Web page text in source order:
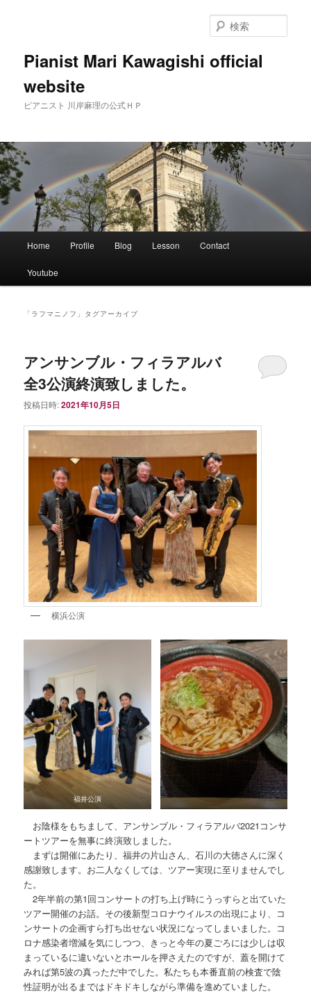
移
動
動
Pianist Mari Kawagishi official
website
ピアニスト 川岸麻理の公式ＨＰ
索
メ
Home Profile Blog Lesson Contact
Youtube
「 ラフマニノフ 」タグアーカイブ
アンサンブル・フィラアルバ
全3公演終演致しました。
投稿日時:2021年10月5日
横浜公演
福井公演
お陰様をもちまして、アンサンブル・フィラアルバ2021コンサ
ートツアーを無事に終演致しました。
まずは開催にあたり、福井の片山さん、石川の大徳さんに深く
感謝致します。お二人なくしては、ツアー実現に至りませんでし
た。
2年半前の第1回コンサートの打ち上げ時にうっすらと出ていた
ツアー開催のお話。その後新型コロナウイルスの出現により、コ
ンサートの企画すら打ち出せない状況になってしまいました。コ
ロナ感染者増減を気にしつつ、きっと今年の夏ごろには少しは収
まっているに違いないとホールを押さえたのですが、蓋を開けて
みれば第5波の真っただ中でした。私たちも本番直前の検査で陰
性証明が出るまではドキドキしながら準備を進めていました。